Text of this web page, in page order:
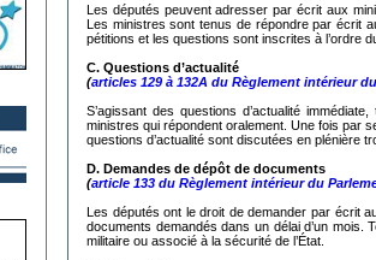
Les députés peuvent adresser par écrit aux
Les ministres sont tenus de répondre par écrit
pétitions et les questions sont inscrites à l’ordre
C. Questions d’actualité
(articles 129 à 132A du Règlement intérieur
S’agissant des questions d’actualité
ministres qui répondent oralement. Une fois par
questions d’actualité sont discutées en plénière
D. Demandes de dépôt de documents
(article 133 du Règlement intérieur du
Les députés ont le droit de demander par écrit
documents demandés dans un délai d’un
militaire ou associé à la sécurité de l’État.